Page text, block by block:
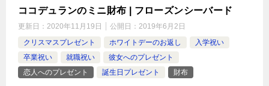
ココデュランのミニ財布 | フローズンシーバード
更新日： 2020年11月19日 公開日： 2019年6月2日
クリスマスプレゼント
ホワイトデーのお返し
入学祝い
卒業祝い
就職祝い
彼女へのプレゼント
恋人へのプレゼント
誕生日プレゼント 財布